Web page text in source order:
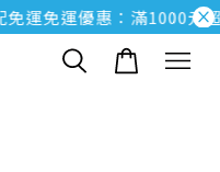
免運免運優惠：滿1000元